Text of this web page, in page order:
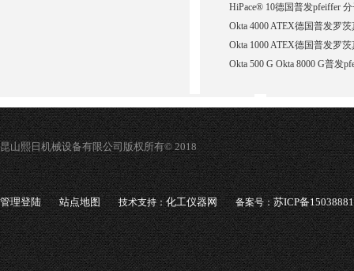
HiPace® 10德国普发pfeiffer
Okta 4000 ATEX德国普发罗
Okta 1000 ATEX德国普发罗
Okta 500 G Okta 8000 G普发
昆山熙日机械设备有限公司版权所有© 2018
管理登陆 站点地图 技术支持：化工仪器网 备案号：苏ICP备